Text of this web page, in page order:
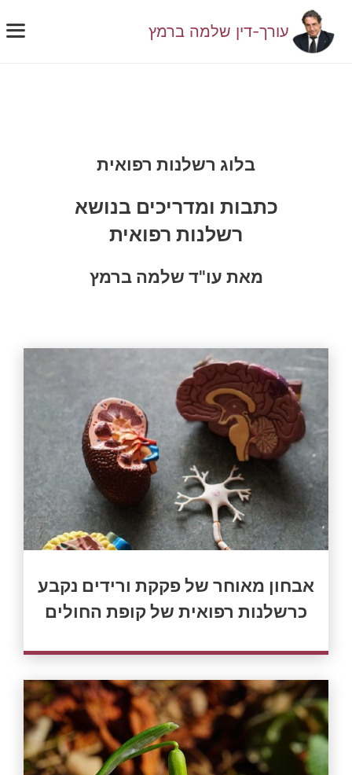
לתוכן
עורך-דין שלמה ברמץ
בלוג רשלנות רפואית
כתבות ומדריכים בנושא
רשלנות רפואית
מאת עו"ד שלמה ברמץ
אבחון מאוחר של פקקת ורידים נקבע
כרשלנות רפואית של קופת החולים